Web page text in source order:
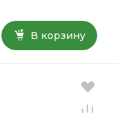
В корзину